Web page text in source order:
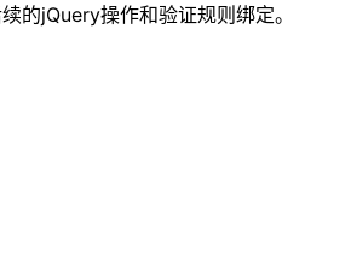
的jQuery操作和验证规则绑定。